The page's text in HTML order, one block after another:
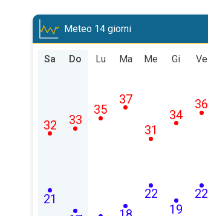
Meteo 14 giorni
Sa
21
32
Do
33
Lu
35
Ma
37
Me
22
31
Gi
19
34
Ve
22
36